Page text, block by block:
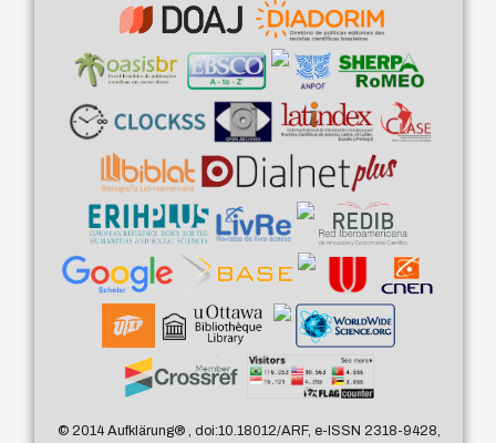
© 2014 Aufklärung®, doi:10.18012/ARF, e-ISSN 2318-9428,